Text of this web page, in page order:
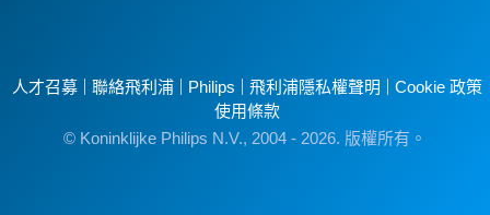
人才召募 聯絡飛利浦 Philips 飛利浦隱私權聲明
Cookie 政策
使用條款
© Koninklijke Philips N.V., 2004 - 2026. 版權所有。